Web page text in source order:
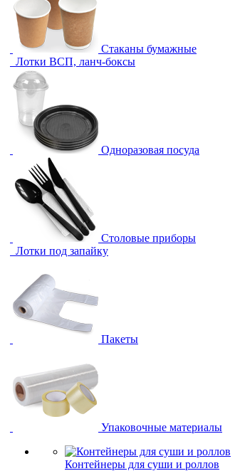
Стаканы бумажные
Лотки ВСП, ланч-боксы
Одноразовая посуда
Столовые приборы
Лотки под запайку
Пакеты
Упаковочные материалы
Контейнеры для суши и роллов